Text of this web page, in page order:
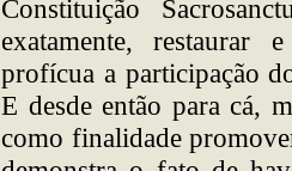
Constituição
exatamente,
profícua a participação
E desde então para cá,
como finalidade